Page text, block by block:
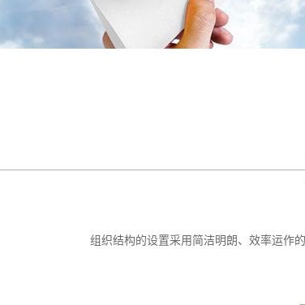
组织结构的设置采用简洁明朗、效率运作